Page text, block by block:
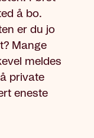
å bo.
er du jo
Mange
meldes
private
eneste